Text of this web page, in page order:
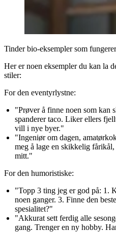
Tinder bio-eksempler som
Her er noen eksempler du kan la
stiler:
For den eventyrlystne:
"Prøver å finne noen som kan
spanderer taco. Liker ellers
vill i nye byer."
"Ingeniør om dagen,
meg å lage en skikkelig
mitt."
For den humoristiske:
"Topp 3 ting jeg er god på: 1.
noen ganger. 3. Finne den
spesialitet?"
"Akkurat sett ferdig alle
gang. Trenger en ny hobby.